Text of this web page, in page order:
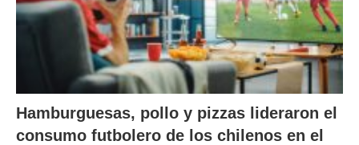
Hamburguesas, pollo y pizzas lideraron el
consumo futbolero de los chilenos en el